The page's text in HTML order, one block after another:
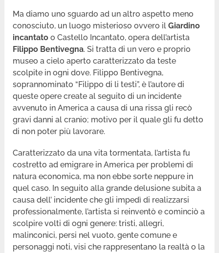
Ma diamo uno sguardo ad un altro aspetto meno
conosciuto, un luogo misterioso ovvero ilGiardino
incantato o Castello Incantato, opera dell’artista
Filippo Bentivegna. Si tratta di un vero e proprio
museo a cielo aperto caratterizzato da teste
scolpite in ogni dove. Filippo Bentivegna,
soprannominato “Filippo di li testi”, è l’autore di
queste opere create al seguito di un incidente
avvenuto in America a causa di una rissa gli recò
gravi danni al cranio; motivo per il quale gli fu detto
di non poter più lavorare.
Caratterizzato da una vita tormentata, l’artista fu
costretto ad emigrare in America per problemi di
natura economica, ma non ebbe sorte neppure in
quel caso. In seguito alla grande delusione subita a
causa dell’ incidente che gli impedì di realizzarsi
professionalmente, l’artista si reinventò e cominciò a
scolpire volti di ogni genere: tristi, allegri,
malinconici, persi nel vuoto, gente comune e
personaggi noti, visi che rappresentano la realtà o la